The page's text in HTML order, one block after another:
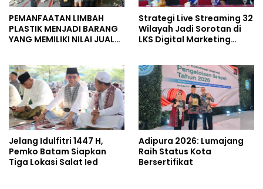
PEMANFAATAN LIMBAH
PLASTIK MENJADI BARANG
YANG MEMILIKI NILAI JUAL
Strategi Live Streaming 32
Wilayah Jadi Sorotan di
LKS Digital Marketing
Jelang Idulfitri 1447 H,
Pemko Batam Siapkan
Tiga Lokasi Salat Ied
Adipura 2026: Lumajang
Raih Status Kota
Bersertifikat